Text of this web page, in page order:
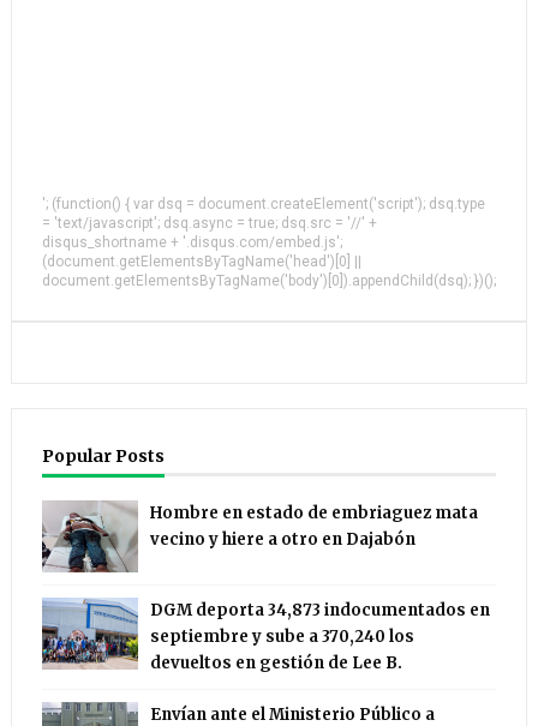
'; (function() { var dsq = document.createElement('script'); dsq.type
= 'text/javascript'; dsq.async = true; dsq.src = '//' +
disqus_shortname + '.disqus.com/embed.js';
(document.getElementsByTagName('head')[0] ||
document.getElementsByTagName('body')[0]).appendChild(dsq); })();
Popular Posts
Hombre en estado de embriaguez mata
vecino y hiere a otro en Dajabón
DGM deporta 34,873 indocumentados en
septiembre y sube a 370,240 los
devueltos en gestión de Lee B.
Envían ante el Ministerio Público a